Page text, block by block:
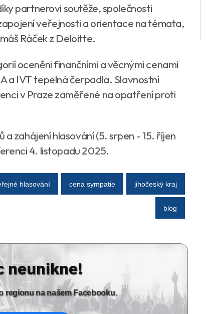
partnerovi soutěže, společnosti
veřejnosti a orientace na témata,
Ráček z Deloitte.
oceněni finančními a věcnými cenami
a IVT tepelná čerpadla. Slavnostní
v Praze zaměřené na opatření proti
zahájení hlasování (5. srpen - 15. říjen
4. listopadu 2025.
hlasování cena sympatie jihočeský kraj
blog
neunikne!
regionu na našem Facebooku.